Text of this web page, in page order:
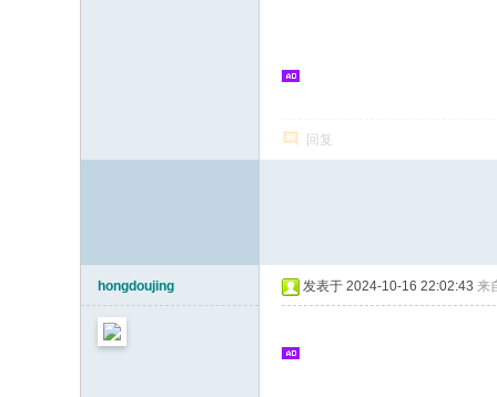
回复
hongdoujing 发表于 2024-10-16 22:02:43 来